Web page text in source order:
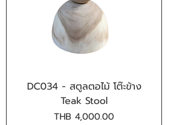
DC034 - สตูลตอไม้ โต๊ะข้าง
Teak Stool
Price
THB 4,000.00